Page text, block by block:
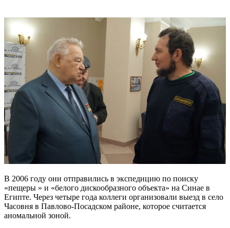
В 2006 году они отправились в экспедицию по поиску
«пещеры » и «белого дискообразного объекта» на Синае в
Египте. Через четыре года коллеги организовали выезд в село
Часовня в Павлово-Посадском районе, которое считается
аномальной зоной.